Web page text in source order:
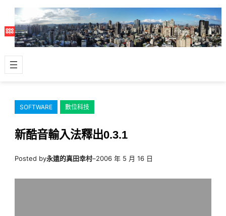
主
容
SOFTWARE 數位科技
新酷音輸入法釋出0.3.1
Posted by永遠的真田幸村–2006 年 5 月 16 日